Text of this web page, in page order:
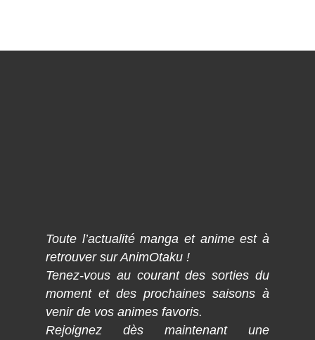
Toute l’actualité manga et anime est à
retrouver sur AnimOtaku !
Tenez-vous au courant des sorties du
moment et des prochaines saisons à
venir de vos animes favoris.
Rejoignez dès maintenant une